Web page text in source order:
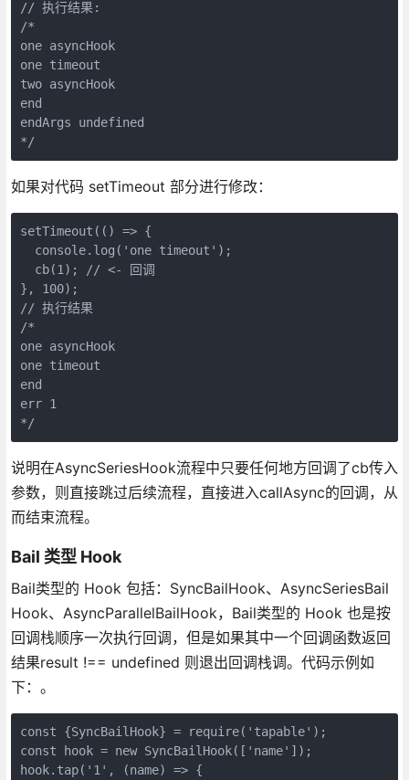
// 执行结果:
/*
one asyncHook
one timeout
two asyncHook
end
endArgs undefined
如果对代码 setTimeout 部分进行修改：
setTimeout(() => {
  console.log('one timeout');
  cb(1); // <- 回调
}, 100);
// 执行结果
/*
one asyncHook
one timeout
end
err 1
说明在AsyncSeriesHook流程中只要任何地方回调了cb传入
参数，则直接跳过后续流程，直接进入callAsync的回调，从
而结束流程。
Bail 类型 Hook
Bail类型的 Hook 包括：SyncBailHook、AsyncSeriesBail
Hook、AsyncParallelBailHook，Bail类型的 Hook 也是按
回调栈顺序一次执行回调，但是如果其中一个回调函数返回
结果result !== undefined 则退出回调栈调。代码示例如
下：。
const {SyncBailHook} = require('tapable');
const hook = new SyncBailHook(['name']);
hook.tap('1', (name) => {